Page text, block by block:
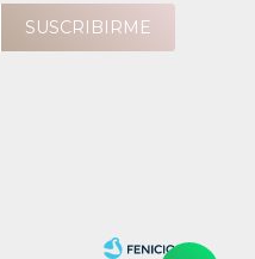
SUSCRIBIRME